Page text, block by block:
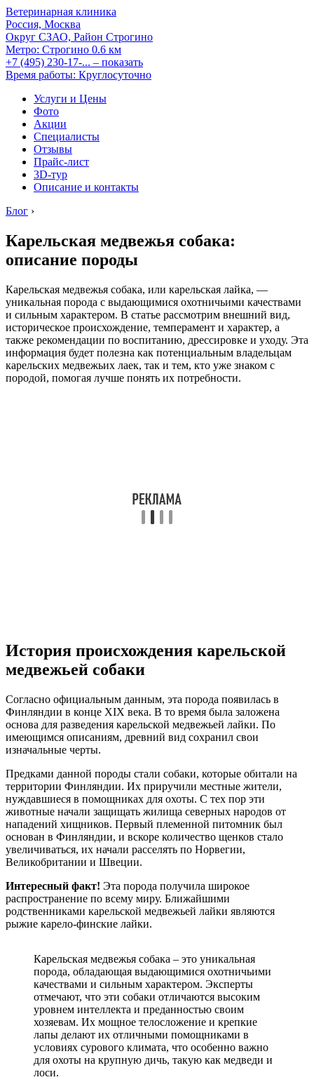
Ветеринарная клиника
Россия, Москва
Округ СЗАО, Район Строгино
Метро: Строгино 0.6 км
+7 (495) 230-17-... – показать
Время работы: Круглосуточно
Услуги и Цены
Фото
Акции
Специалисты
Отзывы
Прайс-лист
3D-тур
Описание и контакты
Блог ›
Карельская медвежья собака:
описание породы
Карельская медвежья собака, или карельская лайка, —
уникальная порода с выдающимися охотничьими качествами
и сильным характером. В статье рассмотрим внешний вид,
историческое происхождение, темперамент и характер, а
также рекомендации по воспитанию, дрессировке и уходу. Эта
информация будет полезна как потенциальным владельцам
карельских медвежьих лаек, так и тем, кто уже знаком с
породой, помогая лучше понять их потребности.
История происхождения карельской
медвежьей собаки
Согласно официальным данным, эта порода появилась в
Финляндии в конце XIX века. В то время была заложена
основа для разведения карельской медвежьей лайки. По
имеющимся описаниям, древний вид сохранил свои
изначальные черты.
Предками данной породы стали собаки, которые обитали на
территории Финляндии. Их приручили местные жители,
нуждавшиеся в помощниках для охоты. С тех пор эти
животные начали защищать жилища северных народов от
нападений хищников. Первый племенной питомник был
основан в Финляндии, и вскоре количество щенков стало
увеличиваться, их начали расселять по Норвегии,
Великобритании и Швеции.
Интересный факт! Эта порода получила широкое
распространение по всему миру. Ближайшими
родственниками карельской медвежьей лайки являются
рыжие карело-финские лайки.
Карельская медвежья собака – это уникальная
порода, обладающая выдающимися охотничьими
качествами и сильным характером. Эксперты
отмечают, что эти собаки отличаются высоким
уровнем интеллекта и преданностью своим
хозяевам. Их мощное телосложение и крепкие
лапы делают их отличными помощниками в
условиях сурового климата, что особенно важно
для охоты на крупную дичь, такую как медведи и
лоси.